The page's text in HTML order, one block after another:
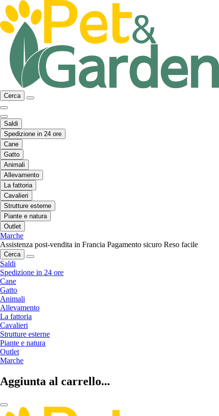
Cerca
Saldi
Spedizione in 24 ore
Cane
Gatto
Animali
Allevamento
La fattoria
Cavalieri
Strutture esterne
Piante e natura
Outlet
Marche
Assistenza post-vendita in Francia Pagamento sicuro Reso facile
Cerca
Saldi
Spedizione in 24 ore
Cane
Gatto
Animali
Allevamento
La fattoria
Cavalieri
Strutture esterne
Piante e natura
Outlet
Marche
Aggiunta al carrello...